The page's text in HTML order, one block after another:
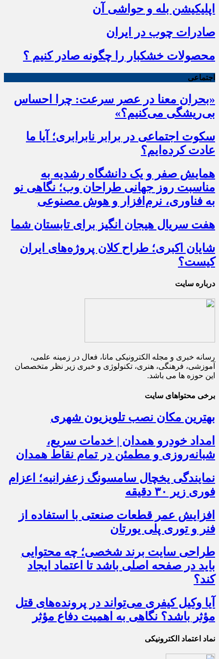
اپلیکیشن بله و حواشی آن
صادرات چوب در ایران
محصولات خشکبار را چگونه صادر کنیم ؟
اجتماعی
«بحران معنا در عصر سرعت: چرا احساس
بی‌ریشگی می‌کنیم؟»
سکوت اجتماعی در برابر نابرابری؛ آیا ما
عادت کرده‌ایم؟
همایش صفر و یک دانشگاه رشدیه به
مناسبت روز جهانی طراحان وب؛ نگاهی نو
به فناوری، نرم‌افزار و هوش مصنوعی
هفت سریال هیجان انگیز برای تابستان شما
شایان اکبری؛ طراح کلان پروژه‌های ایران
کیست؟
درباره سایت
رسانه خبری و مجله الکترونیکی مانا، فعال در زمینه علمی،
آموزشی، فرهنگی، هنری، تکنولوژی و خبری زیر نظر متخصصان
این حوزه ها می باشد.
برخی محتواهای سایت
بهترین مکان نصب تلویزیون شهری
امداد خودرو همدان | خدمات سریع،
شبانه‌روزی و مطمئن در تمام نقاط همدان
نمایندگی یخچال سامسونگ زعفرانیه؛ اعزام
فوری زیر ۳۰ دقیقه
افزایش عمر قطعات صنعتی با استفاده از
فنر و توری پلی یورتان
طراحی سایت برند شخصی؛ چه محتوایی
باید در صفحه اصلی باشد تا اعتماد ایجاد
کند؟
آیا وکیل کیفری می‌تواند در پرونده‌های قتل
مؤثر باشد؟ نگاهی به اهمیت دفاع مؤثر
نماد اعتماد الکترونیکی